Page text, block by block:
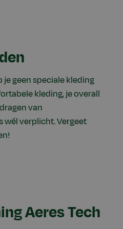
geen speciale kleding
kleding, je overall
van
wél verplicht. Vergeet
Aeres Tech